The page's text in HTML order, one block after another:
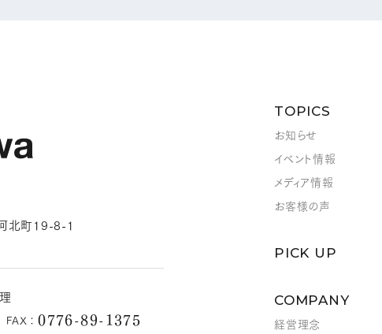
北町19-8-1
FAX：0776-89-1375
TOPICS
お知らせ
イベント情報
メディア情報
お客様の声
PICK UP
COMPANY
経営理念